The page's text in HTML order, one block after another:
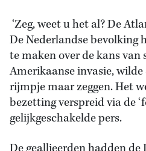
‘Zeg, weet u het al? De
De Nederlandse bevolking
te maken over de kans van
Amerikaanse invasie,
rijmpje maar zeggen. Het
bezetting verspreid via de
gelijkgeschakelde pers.